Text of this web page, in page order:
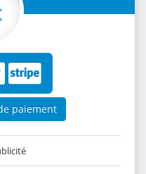
paiement